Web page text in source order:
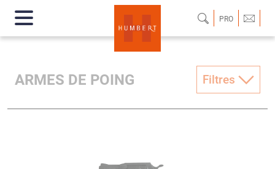
PRO
ARMES DE POING Filtres